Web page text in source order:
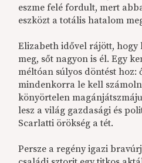
eszme felé fordult, mert
eszközt a totális hatalom
Elizabeth idővel rájött,
meg, sőt nagyon is él. Egy
méltóan súlyos döntést hoz:
mindenkorra le kell
könyörtelen
lesz a világ gazdasági és
Scarlatti örökség a tét.
Persze a regény igazi